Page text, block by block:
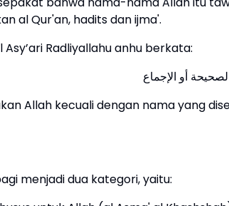
al Qur'an, hadits dan ijma'.
Radliyallahu anhu berkata:
أو الإجماع
Allah kecuali dengan nama yang
menjadi dua kategori, yaitu: